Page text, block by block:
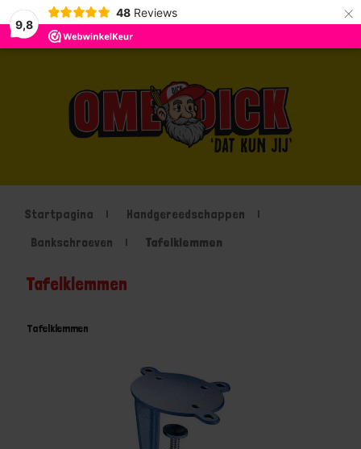
9,8
48 Reviews ×
Startpagina
Handgereedschappen
Bankschroeven
Tafelklemmen
Tafelklemmen
Tafelklemmen